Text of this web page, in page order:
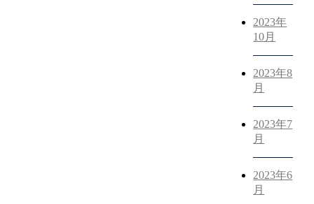
2023年
10月
2023年8
月
2023年7
月
2023年6
月